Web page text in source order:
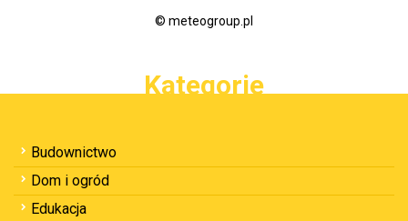
© meteogroup.pl
Kategorie
Budownictwo
Dom i ogród
Edukacja